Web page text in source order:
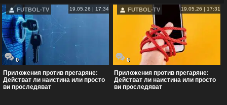
FUTBOL-TV 19.05.26 | 17:34
0
Приложения против прегаряне:
Действат ли наистина или просто
ви проследяват
FUTBOL-TV 19.05.26 | 17:31
0
Приложения против прегаряне:
Действат ли наистина или просто
ви проследяват